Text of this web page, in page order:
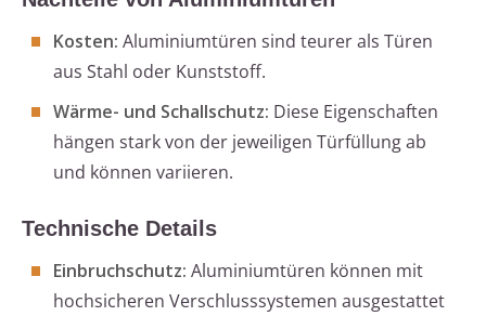
Kosten: Aluminiumtüren sind teurer als Türen
aus Stahl oder Kunststoff.
Wärme- und Schallschutz: Diese Eigenschaften
hängen stark von der jeweiligen Türfüllung ab
und können variieren.
Technische Details
Einbruchschutz: Aluminiumtüren können mit
hochsicheren Verschlusssystemen ausgestattet